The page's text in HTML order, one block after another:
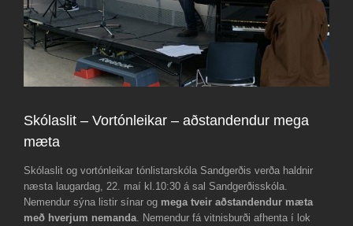
Skólaslit – Vortónleikar – aðstandendur mega
mæta
Skólaslit og vortónleikar tónlistarskóla Sandgerðis verða haldnir
næsta laugardag, 22. maí kl.10:30 á sal Sandgerðisskóla.
Nemendur sýna listir sínar og mega tveir aðstandendur mæta
með hverjum nemanda . Nemendur fá vitnisburði afhenta í lok